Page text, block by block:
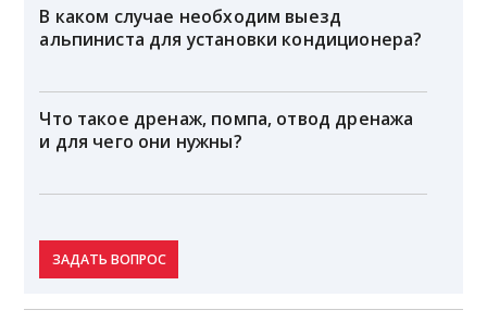
В каком случае необходим выезд
альпиниста для установки кондиционера?
Что такое дренаж, помпа, отвод дренажа
и для чего они нужны?
ЗАДАТЬ ВОПРОС